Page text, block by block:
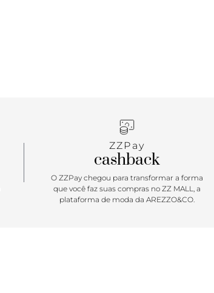
ZZPay
cashback
O ZZPay chegou para transformar a forma
que você faz suas compras no ZZ MALL, a
plataforma de moda da AREZZO&CO.